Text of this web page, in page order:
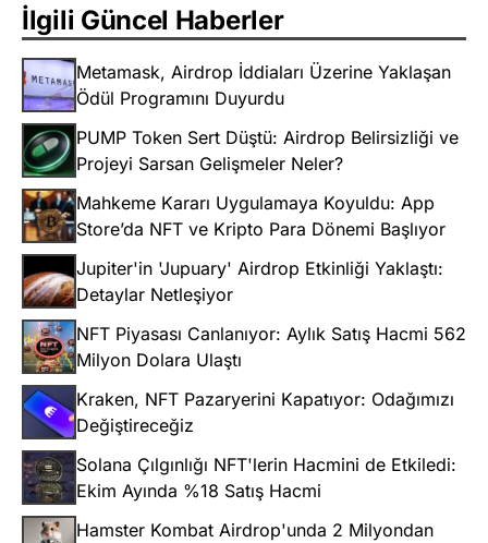
İlgili Güncel Haberler
Metamask, Airdrop İddiaları Üzerine Yaklaşan
Ödül Programını Duyurdu
PUMP Token Sert Düştü: Airdrop Belirsizliği ve
Projeyi Sarsan Gelişmeler Neler?
Mahkeme Kararı Uygulamaya Koyuldu: App
Store’da NFT ve Kripto Para Dönemi Başlıyor
Jupiter'in 'Jupuary' Airdrop Etkinliği Yaklaştı:
Detaylar Netleşiyor
NFT Piyasası Canlanıyor: Aylık Satış Hacmi 562
Milyon Dolara Ulaştı
Kraken, NFT Pazaryerini Kapatıyor: Odağımızı
Değiştireceğiz
Solana Çılgınlığı NFT'lerin Hacmini de Etkiledi:
Ekim Ayında %18 Satış Hacmi
Hamster Kombat Airdrop'unda 2 Milyondan